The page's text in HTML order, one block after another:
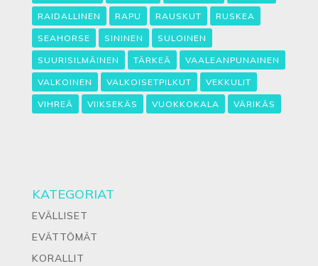
RAIDALLINEN RAPU RAUSKUT RUSKEA
SEAHORSE SININEN SULOINEN
SUURISILMÄINEN TÄRKEÄ VAALEANPUNAINEN
VALKOINEN VALKOISETPILKUT VEKKULIT
VIHREÄ VIIKSEKÄS VUOKKOKALA VÄRIKÄS
KATEGORIAT
EVÄLLISET
EVÄTTÖMÄT
KORALLIT